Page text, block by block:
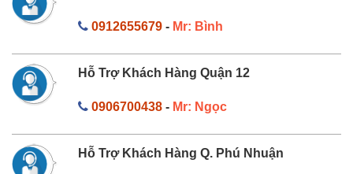
0912655679- Mr: Bình
Hỗ Trợ Khách Hàng Quận 12
0906700438- Mr: Ngọc
Hỗ Trợ Khách Hàng Q. Phú Nhuận